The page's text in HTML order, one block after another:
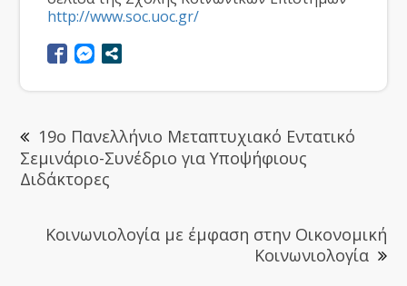
http://www.soc.uoc.gr/
19o Πανελλήνιο Μεταπτυχιακό Εντατικό
Σεμινάριο-Συνέδριο για Υποψήφιους
Διδάκτορες
Κοινωνιολογία με έμφαση στην Οικονομική
Κοινωνιολογία